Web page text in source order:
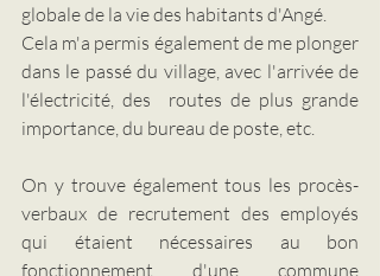
globale de la vie des habitants d'Angé.
Cela m'a permis également de me plonger
dans le passé du village, avec l'arrivée de
l'électricité, des  routes de plus grande
importance, du bureau de poste, etc.
On y trouve également tous les procès-
verbaux de recrutement des employés
qui étaient nécessaires au bon
fonctionnement d'une commune